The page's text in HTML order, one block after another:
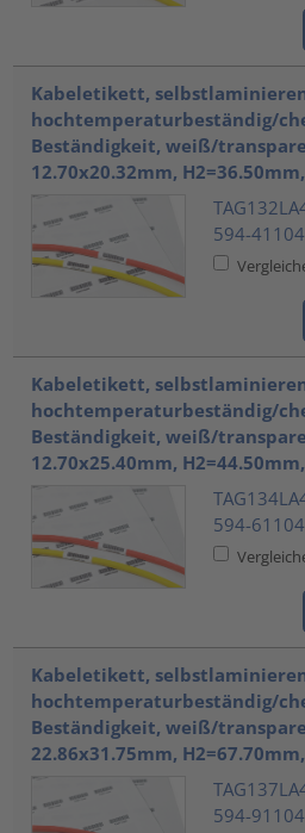
Kabeletikett,
hochtemperaturbeständig/
Beständigkeit, weiß/
12.70x20.32mm,
594-41104
Kabeletikett,
hochtemperaturbeständig/
Beständigkeit, weiß/
12.70x25.40mm,
594-61104
Kabeletikett,
hochtemperaturbeständig/
Beständigkeit, weiß/
22.86x31.75mm,
594-91104